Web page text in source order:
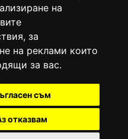
на
, за
на реклами които
за вас.
съм
отказвам
в националния
(Българска национална
4722.
Вяра информационен
със свидетелство за марка